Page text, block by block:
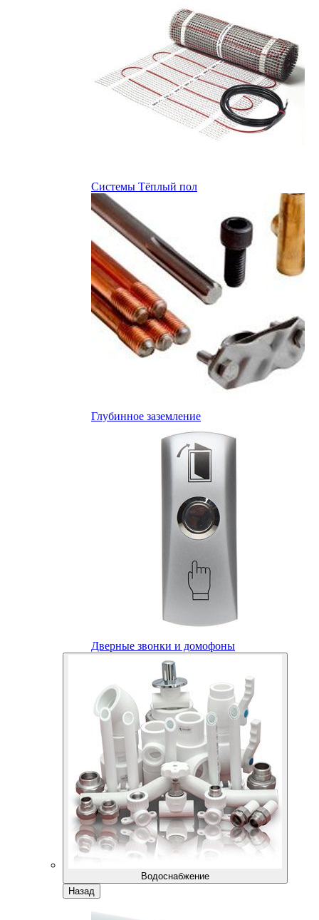
Системы Тёплый пол
Глубинное заземление
Дверные звонки и домофоны
Водоснабжение
Назад